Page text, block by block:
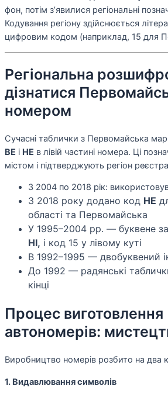
фон, потім з’явилися регіональні
Кодування регіону здійснюється
цифровим кодом (наприклад, 15 для
Регіональна
дізнатися
номером
Сучасні таблички з Первомайська
ВЕ і НЕ в лівій частині номера. Ці
містом і підтверджують регіон
З 2004 по 2018 рік:
З 2018 року додано код НЕ
області та Первомайська
У 1995–2004 рр. — буквене
НІ, і код 15 у лівому куті
В 1992–1995 — двобуквений
До 1992 — радянські
кінці
Процес виготовлення
автономерів:
Виробництво номерів розбито на два
1. Видавлювання символів